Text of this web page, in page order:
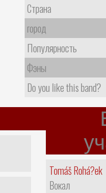
Страна
город
Популярность
Фэны
Do you like this band?
Tomáš Rohá?ek
Вокал